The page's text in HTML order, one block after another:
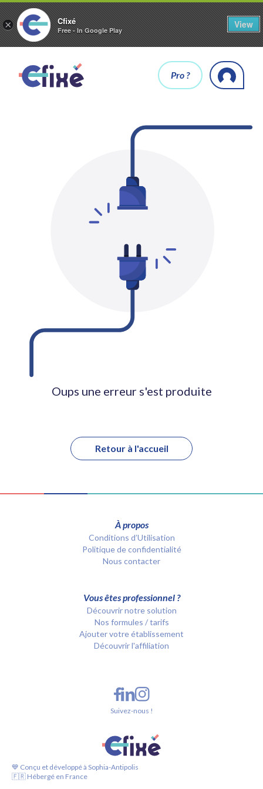
× Cfixé
Free - In Google Play
View
Pro ?
Oups une erreur s'est produite
Retour à l'accueil
À propos
Conditions d’Utilisation
Politique de confidentialité
Nous contacter
Vous êtes professionnel ?
Découvrir notre solution
Nos formules / tarifs
Ajouter votre établissement
Découvrir l'affiliation
💙 Conçu et développé à Sophia-Antipolis
🇫🇷 Hébergé en France
Suivez-nous !